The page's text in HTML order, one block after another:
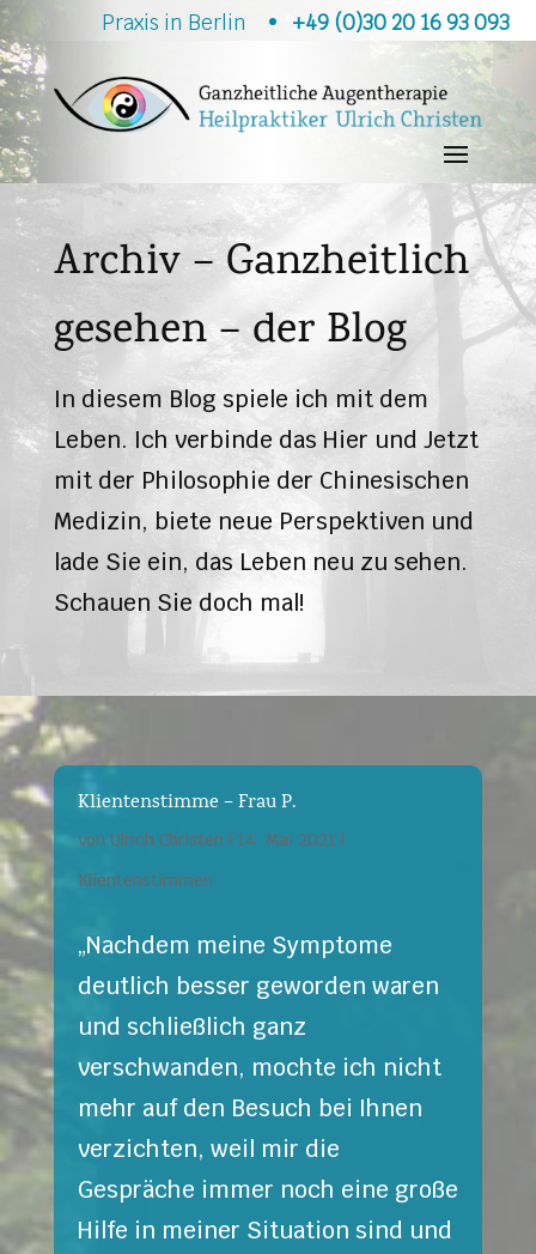
Praxis in Berlin • +49 (0)30 20 16 93 093
Archiv – Ganzheitlich
gesehen – der Blog
In diesem Blog spiele ich mit dem
Leben. Ich verbinde das Hier und Jetzt
mit der Philosophie der Chinesischen
Medizin, biete neue Perspektiven und
lade Sie ein, das Leben neu zu sehen.
Schauen Sie doch mal!
Klientenstimme – Frau P.
von Ulrich Christen | 14. Mai 2021 |
Klientenstimmen
„Nachdem meine Symptome
deutlich besser geworden waren
und schließlich ganz
verschwanden, mochte ich nicht
mehr auf den Besuch bei Ihnen
verzichten, weil mir die
Gespräche immer noch eine große
Hilfe in meiner Situation sind und